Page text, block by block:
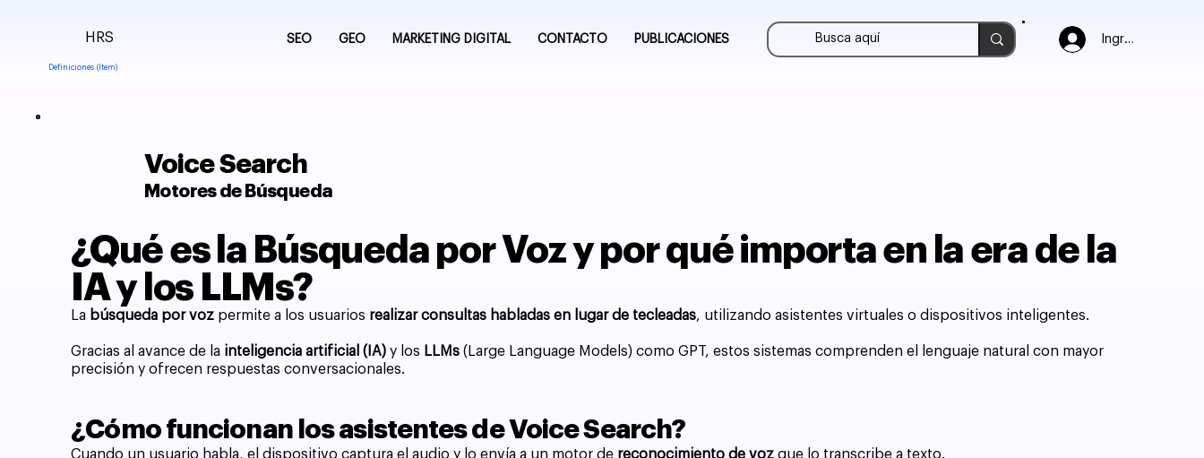
Ingresar
SEO GEO MARKETING DIGITAL CONTACTO PUBLICACIONES
Definiciones (Item)
HRS
Voice Search
Motores de Búsqueda
¿Qué es la Búsqueda por Voz y por qué importa en la era de la
IA y los LLMs?
La búsqueda por voz permite a los usuarios realizar consultas habladas en lugar de tecleadas, utilizando asistentes virtuales o dispositivos inteligentes.
Gracias al avance de la inteligencia artificial (IA) y los LLMs (Large Language Models) como GPT, estos sistemas comprenden el lenguaje natural con mayor
precisión y ofrecen respuestas conversacionales.
¿Cómo funcionan los asistentes de Voice Search?
Cuando un usuario habla, el dispositivo captura el audio y lo envía a un motor de reconocimiento de voz que lo transcribe a texto.